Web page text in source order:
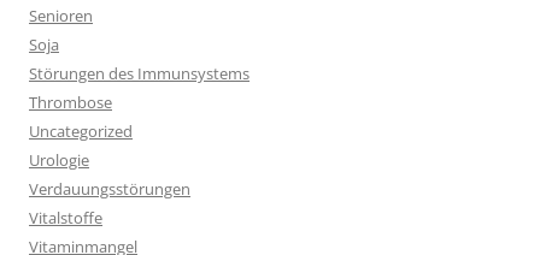
Senioren
Soja
Störungen des Immunsystems
Thrombose
Uncategorized
Urologie
Verdauungsstörungen
Vitalstoffe
Vitaminmangel